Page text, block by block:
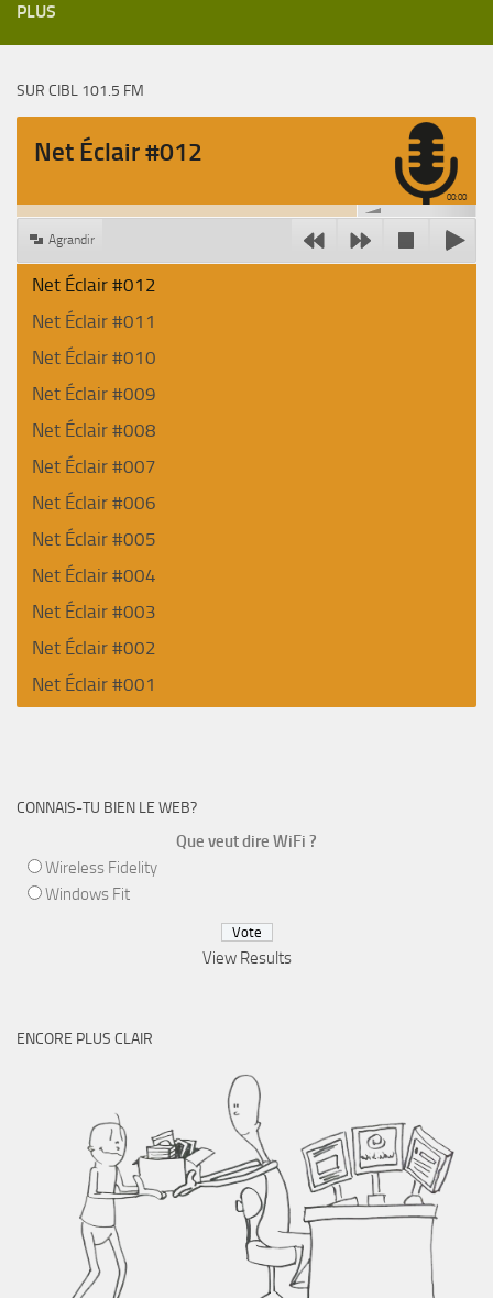
PLUS
SUR CIBL 101.5 FM
Net Éclair #012
00:00
Agrandir
Net Éclair #012
Net Éclair #011
Net Éclair #010
Net Éclair #009
Net Éclair #008
Net Éclair #007
Net Éclair #006
Net Éclair #005
Net Éclair #004
Net Éclair #003
Net Éclair #002
Net Éclair #001
CONNAIS-TU BIEN LE WEB?
Que veut dire WiFi ?
Wireless Fidelity
Windows Fit
View Results
ENCORE PLUS CLAIR